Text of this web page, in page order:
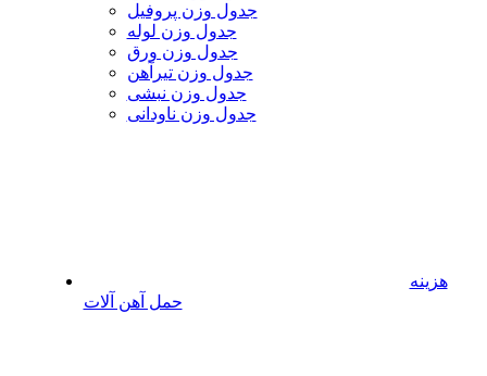
جدول وزن پروفیل
جدول وزن لوله
جدول وزن ورق
جدول وزن تیرآهن
جدول وزن نبشی
جدول وزن ناودانی
هزینه
حمل آهن آلات